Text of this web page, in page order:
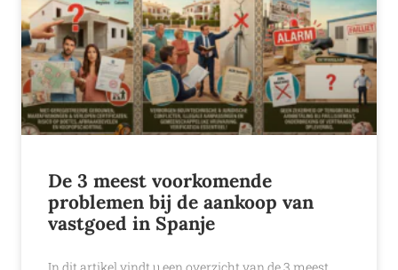
De 3 meest voorkomende
problemen bij de aankoop van
vastgoed in Spanje